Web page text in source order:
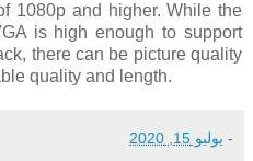
1080p and higher. While the
is high enough to support
there can be picture quality
quality and length.
- يوليو 15, 2020